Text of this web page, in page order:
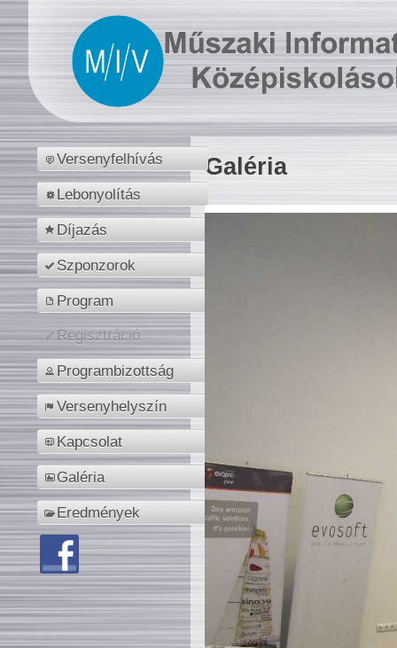
Versenyfelhívás
Lebonyolítás
Díjazás
Szponzorok
Program
Regisztráció
Programbizottság
Versenyhelyszín
Kapcsolat
Galéria
Eredmények
Galéria